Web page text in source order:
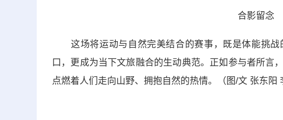
合影留念
这场将运动与自然完美结合的赛事，既是体能挑战
口，更成为当下文旅融合的生动典范。正如参与者所言
点燃着人们走向山野、拥抱自然的热情。（图/文 张东阳